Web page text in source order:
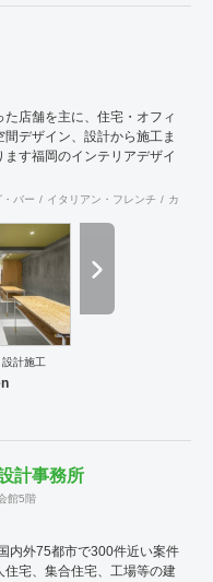
号： 株式会社ビスポー
Inc. 登録： 一
録 第64040号
（公益社団法人 日本
丸島 潤 （一級建築士 / 管
0002 東京都目黒区目黒
6452-4248
創業： 2016年2月
店舗を主に、住宅・オフィ
デザイン、設計から施工ま
す福岡のインテリアデザイ
バー イタリアン・フレンチ カフェ
設計施工
計事務所
館5階
内外75都市で300件近い案件
宅、集合住宅、工場等の建